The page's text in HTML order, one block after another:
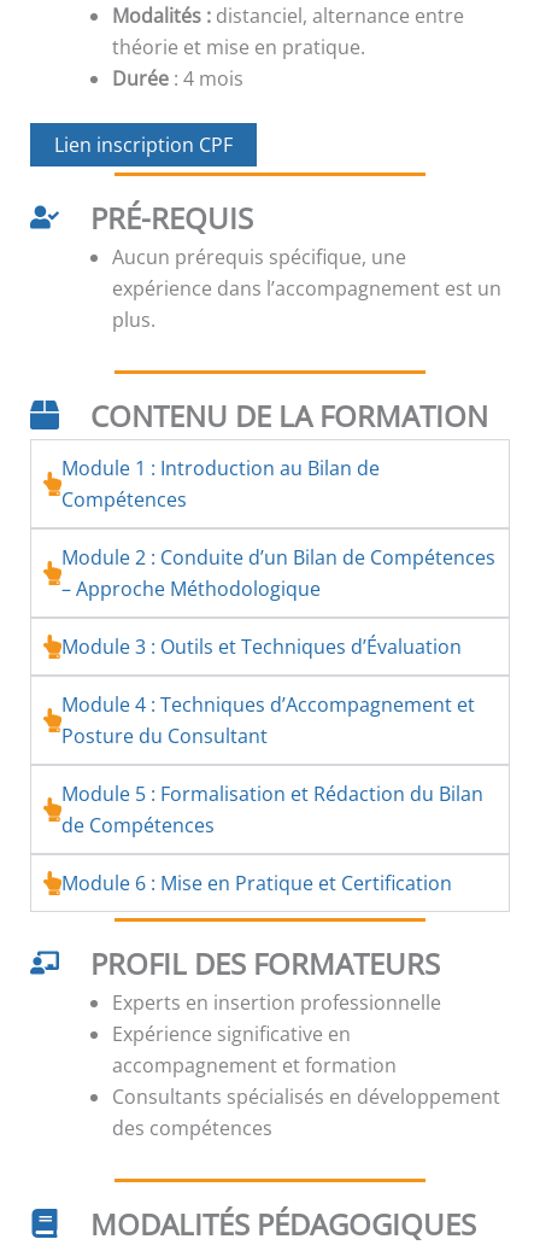
Modalités : distanciel, alternance entre
théorie et mise en pratique.
Durée : 4 mois
Lien inscription CPF
PRÉ-REQUIS
Aucun prérequis spécifique, une
expérience dans l’accompagnement est un
plus.
CONTENU DE LA FORMATION
Module 1 : Introduction au Bilan de
Compétences
Module 2 : Conduite d’un Bilan de Compétences
– Approche Méthodologique
Module 3 : Outils et Techniques d’Évaluation
Module 4 : Techniques d’Accompagnement et
Posture du Consultant
Module 5 : Formalisation et Rédaction du Bilan
de Compétences
Module 6 : Mise en Pratique et Certification
PROFIL DES FORMATEURS
Experts en insertion professionnelle
Expérience significative en
accompagnement et formation
Consultants spécialisés en développement
des compétences
MODALITÉS PÉDAGOGIQUES